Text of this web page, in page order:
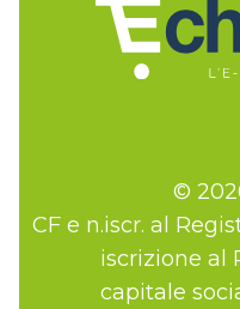
©
CF e n.iscr. al
iscrizione al
capitale